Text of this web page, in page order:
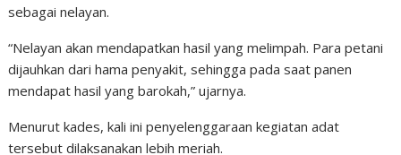
sebagai nelayan.
“Nelayan akan mendapatkan hasil yang melimpah. Para petani
dijauhkan dari hama penyakit, sehingga pada saat panen
mendapat hasil yang barokah,” ujarnya.
Menurut kades, kali ini penyelenggaraan kegiatan adat
tersebut dilaksanakan lebih meriah.